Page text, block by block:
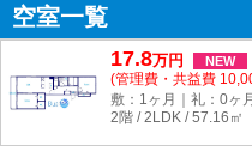
空室一覧
17.8万円 NEW
(管理費・共益費
敷：1ヶ月｜礼：0ヶ月
2階 / 2LDK / 57.16㎡